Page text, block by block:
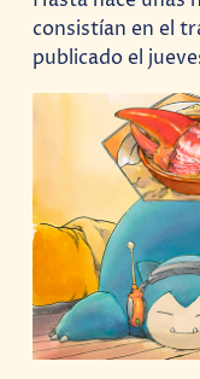
consistían en el
publicado el